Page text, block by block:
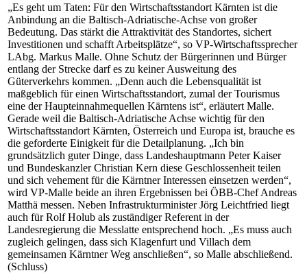
„Es geht um Taten: Für den Wirtschaftsstandort Kärnten ist die
Anbindung an die Baltisch-Adriatische-Achse von großer
Bedeutung. Das stärkt die Attraktivität des Standortes, sichert
Investitionen und schafft Arbeitsplätze“, so VP-Wirtschaftssprecher
LAbg. Markus Malle. Ohne Schutz der Bürgerinnen und Bürger
entlang der Strecke darf es zu keiner Ausweitung des
Güterverkehrs kommen. „Denn auch die Lebensqualität ist
maßgeblich für einen Wirtschaftsstandort, zumal der Tourismus
eine der Haupteinnahmequellen Kärntens ist“, erläutert Malle.
Gerade weil die Baltisch-Adriatische Achse wichtig für den
Wirtschaftsstandort Kärnten, Österreich und Europa ist, brauche es
die geforderte Einigkeit für die Detailplanung. „Ich bin
grundsätzlich guter Dinge, dass Landeshauptmann Peter Kaiser
und Bundeskanzler Christian Kern diese Geschlossenheit teilen
und sich vehement für die Kärntner Interessen einsetzen werden“,
wird VP-Malle beide an ihren Ergebnissen bei ÖBB-Chef Andreas
Matthä messen. Neben Infrastrukturminister Jörg Leichtfried liegt
auch für Rolf Holub als zuständiger Referent in der
Landesregierung die Messlatte entsprechend hoch. „Es muss auch
zugleich gelingen, dass sich Klagenfurt und Villach dem
gemeinsamen Kärntner Weg anschließen“, so Malle abschließend.
(Schluss)